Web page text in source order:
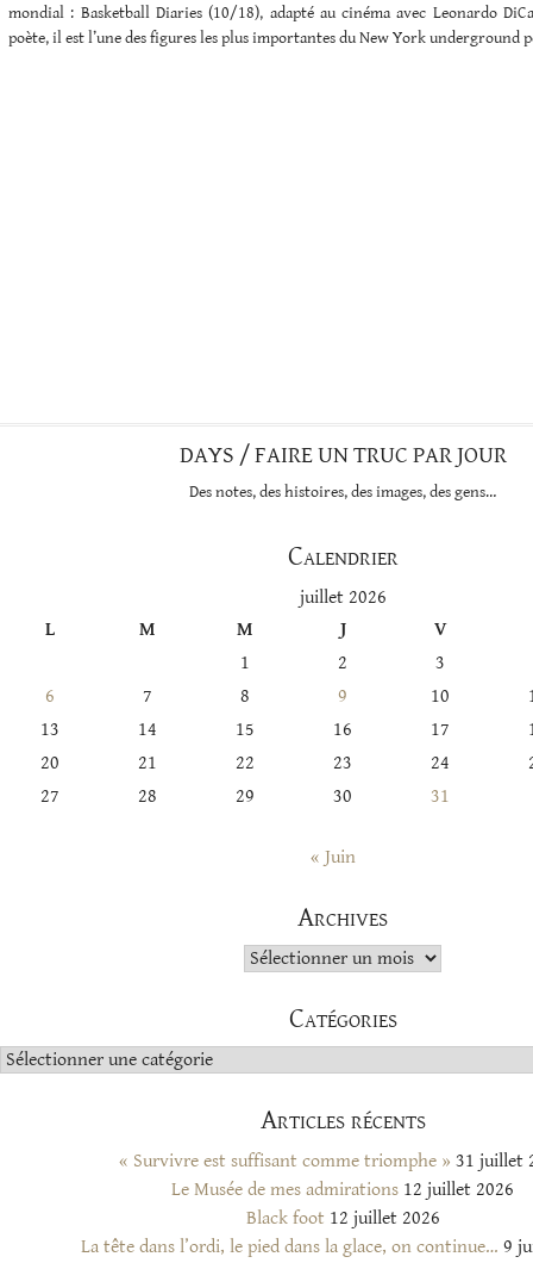
mondial : Basketball Diaries (10/18), adapté au cinéma avec Leonardo
poète, il est l’une des figures les plus importantes du New York underground
DAYS / FAIRE UN TRUC PAR JOUR
Des notes, des histoires, des images, des gens…
Calendrier
juillet 2026
L
M M J
V
1
2
3
6
7 8 9 10
13
14 15 16 17
20
21 22 23 24
27
28 29 30 31
« Juin
Archives
Archives
Catégories
Catégories
Articles récents
« Survivre est suffisant comme triomphe » 31 juillet
Le Musée de mes admirations 12 juillet 2026
Black foot 12 juillet 2026
La tête dans l’ordi, le pied dans la glace, on continue… 9